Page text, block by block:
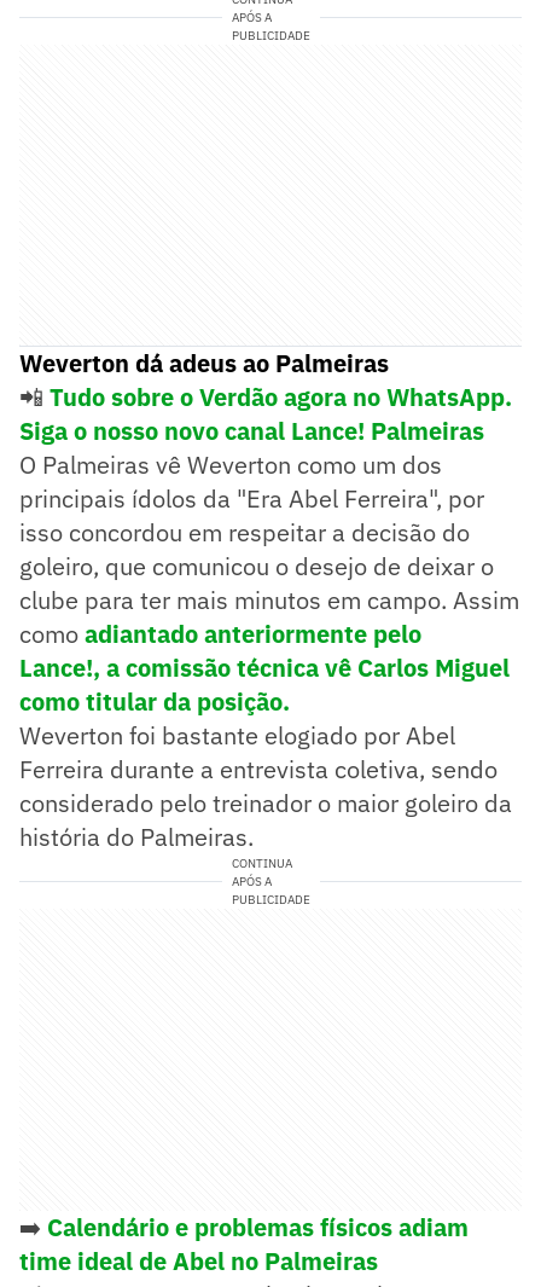
APÓS A
PUBLICIDADE
Weverton dá adeus ao Palmeiras
📲 Tudo sobre o Verdão agora no WhatsApp.
Siga o nosso novo canal Lance! Palmeiras
O Palmeiras vê Weverton como um dos
principais ídolos da "Era Abel Ferreira", por
isso concordou em respeitar a decisão do
goleiro, que comunicou o desejo de deixar o
clube para ter mais minutos em campo. Assim
comoadiantado anteriormente pelo
Lance!, a comissão técnica vê Carlos Miguel
como titular da posição.
Weverton foi bastante elogiado por Abel
Ferreira durante a entrevista coletiva, sendo
considerado pelo treinador o maior goleiro da
história do Palmeiras.
CONTINUA
APÓS A
PUBLICIDADE
➡️ Calendário e problemas físicos adiam
time ideal de Abel no Palmeiras